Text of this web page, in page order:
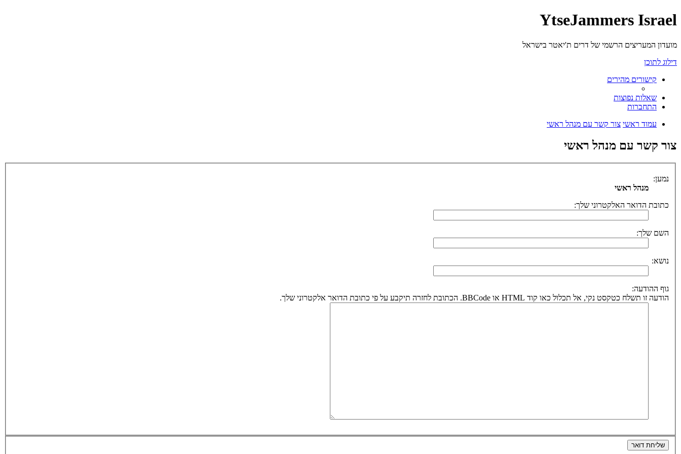
YtseJammers Israel
מועדון המעריצים הרשמי של דרים ת'יאטר בישראל
דילוג לתוכן
קישורים מהירים
שאלות נפוצות
התחברות
עמוד ראשי צור קשר עם מנהל ראשי
צור קשר עם מנהל ראשי
נמען:
מנהל ראשי
כתובת הדואר האלקטרוני שלך:
השם שלך:
נושא:
גוף ההודעה:
הודעה זו תשלח כטקסט נקי, אל תכלול כאו קוד HTML או BBCode. הכתובת לחזרה תיקבע על פי כתובת הדואר אלקטרוני שלך.